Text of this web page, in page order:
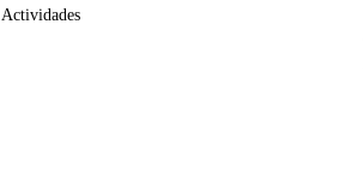
Actividades